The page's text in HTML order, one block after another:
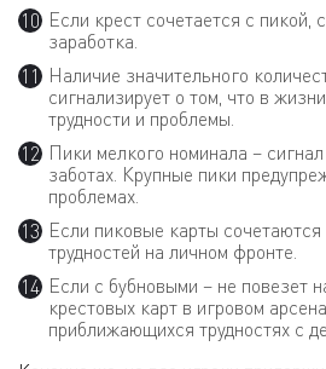
Если крест сочетается с пикой,
заработка.
Наличие значительного
сигнализирует о том, что в
трудности и проблемы.
Пики мелкого номинала –
заботах. Крупные пики
проблемах.
Если пиковые карты
трудностей на личном фронте.
Если с бубновыми – не повезет
крестовых карт в игровом
приближающихся трудностях с